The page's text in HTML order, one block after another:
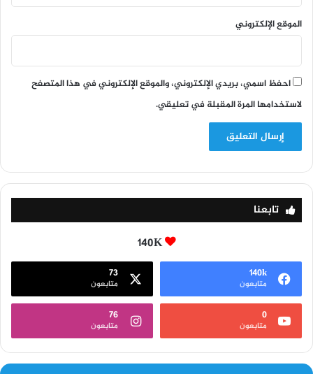
الموقع الإلكتروني
احفظ اسمي، بريدي الإلكتروني، والموقع الإلكتروني في هذا المتصفح
لاستخدامها المرة المقبلة في تعليقي.
تابعنا
140K
140k
متابعون
73
متابعون
0
متابعون
76
متابعون